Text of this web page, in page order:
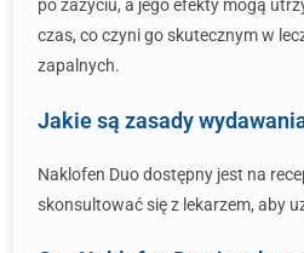
po zażyciu, a jego efekty mogą
czas, co czyni go skutecznym w
zapalnych.
Jakie są zasady
Naklofen Duo dostępny jest na
skonsultować się z lekarzem, aby